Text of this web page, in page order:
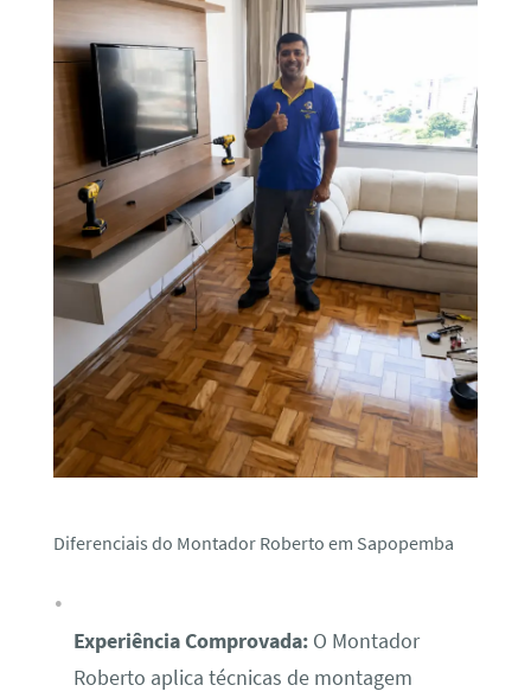
Diferenciais do Montador Roberto em Sapopemba
Experiência Comprovada:O Montador
Roberto aplica técnicas de montagem